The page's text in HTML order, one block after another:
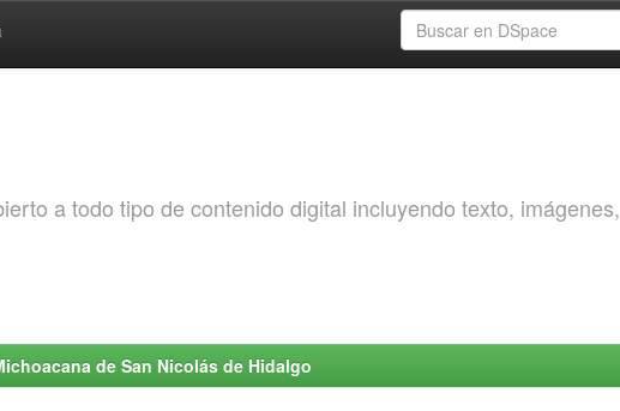
a todo tipo de contenido digital incluyendo texto, imágenes,
de San Nicolás de Hidalgo